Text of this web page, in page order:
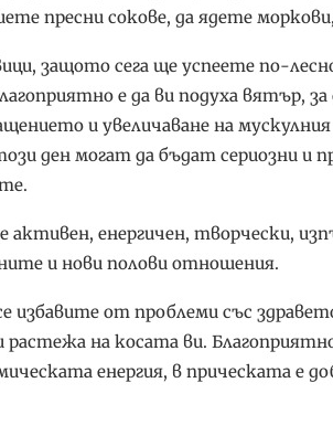
пресни сокове, да ядете
защото сега ще успеете по-
е да ви подуха вятър,
и увеличаване на
ден могат да бъдат сериозни и
активен, енергичен, творчески,
и нови полови отношения.
избавите от проблеми със
на косата ви.
енергия, в прическата е